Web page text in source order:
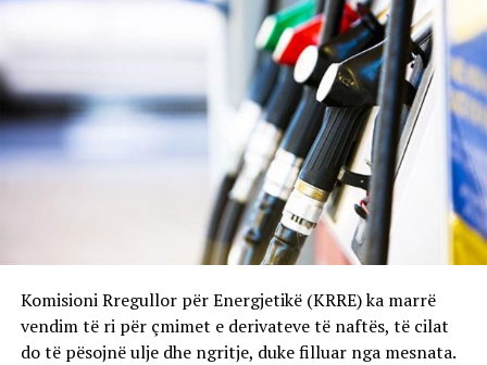
Komisioni Rregullor për Energjetikë (KRRE) ka marrë
vendim të ri për çmimet e derivateve të naftës, të cilat
do të pësojnë ulje dhe ngritje, duke filluar nga mesnata.